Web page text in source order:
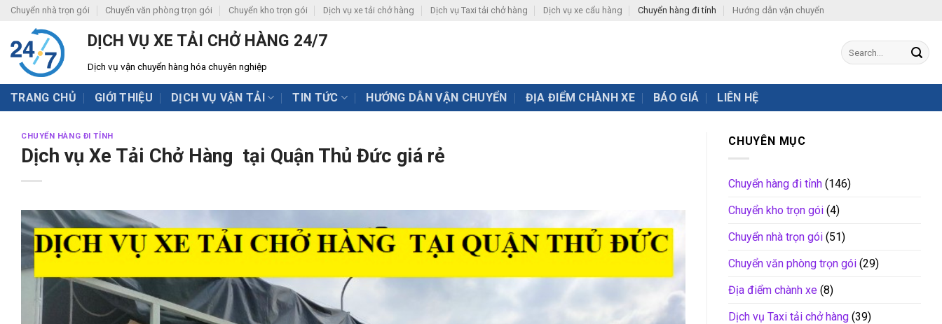
Skip
content
Chuyển nhà trọn gói Chuyển văn phòng trọn gói Chuyển kho trọn gói Dịch vụ xe tải chở hàng Dịch vụ Taxi tải chở hàng Dịch vụ xe cẩu hàng Chuyển hàng đi tỉnh Hướng dẫn vận chuyển
DỊCH VỤ XE TẢI CHỞ HÀNG 24/7
Dịch vụ vận chuyển hàng hóa chuyên nghiệp
TRANG CHỦ GIỚI THIỆU DỊCH VỤ VẬN TẢI TIN TỨC HƯỚNG DẪN VẬN CHUYỂN ĐỊA ĐIỂM CHÀNH XE BÁO GIÁ LIÊN HỆ
CHUYỂN HÀNG ĐI TỈNH
Dịch vụ Xe Tải Chở Hàng tại Quận Thủ Đức giá rẻ
CHUYÊN MỤC
Chuyển hàng đi tỉnh (146)
Chuyển kho trọn gói (4)
Chuyển nhà trọn gói (51)
Chuyển văn phòng trọn gói (29)
Địa điểm chành xe (8)
Dịch vụ Taxi tải chở hàng (39)